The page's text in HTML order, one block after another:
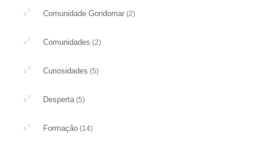
Comunidade Gondomar (2)
Comunidades (2)
Curiosidades (5)
Desperta(5)
Formação (14)